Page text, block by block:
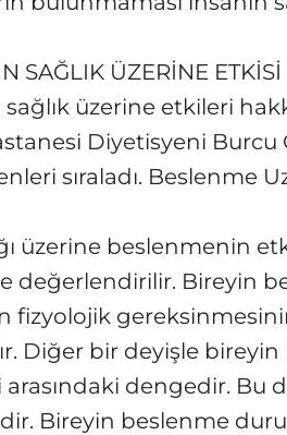
SAĞLIK ÜZERİNE ETKİSİ
üzerine etkileri
Diyetisyeni Burcu
sıraladı. Beslenme
üzerine beslenmenin
değerlendirilir. Bireyin
fizyolojik
Diğer bir deyişle bireyin
dengedir. Bu
Bireyin beslenme